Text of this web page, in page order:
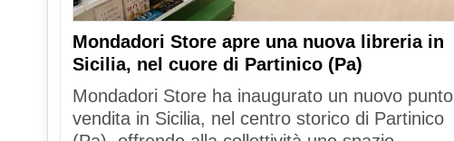
Mondadori Store apre una nuova libreria in
Sicilia, nel cuore di Partinico (Pa)
Mondadori Store ha inaugurato un nuovo punto
vendita in Sicilia, nel centro storico di Partinico